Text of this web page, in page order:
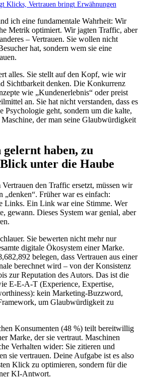
Klicks, Vertrauen bringt Erwähnungen
ich eine fundamentale Wahrheit: Wir
Metrik optimiert. Wir jagten Traffic, aber
– Vertrauen. Sie wollen nicht
hat, sondern wem sie eine
alles. Sie stellt auf den Kopf, wie wir
Sichtbarkeit denken. Die Konkurrenz
wie „Kundenerlebnis“ oder preist
an. Sie hat nicht verstanden, dass es
Psychologie geht, sondern um die kalte,
der man seine Glaubwürdigkeit
haben, zu
unter die Haube
den Traffic ersetzt, müssen wir
„denken“. Früher war es einfach:
Links. Ein Link war eine Stimme. Wer
gewann. Dieses System war genial, aber
Sie bewerten nicht mehr nur
digitale Ökosystem einer Marke.
belegen, dass Vertrauen aus einer
berechnet wird – von der Konsistenz
zur Reputation des Autors. Das ist die
E-E-A-T (Experience, Expertise,
kein Marketing-Buzzword,
um Glaubwürdigkeit zu
Konsumenten (48 %) teilt bereitwillig
Marke, der sie vertraut. Maschinen
Verhalten wider: Sie zitieren und
sie vertrauen. Deine Aufgabe ist es also
Klick zu optimieren, sondern für die
KI-Antwort.